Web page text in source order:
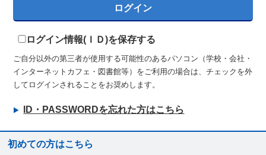
ログイン情報(ＩＤ)を保存する
ご自分以外の第三者が使用する可能性のあるパソコン（学校・会社・
インターネットカフェ・図書館等）をご利用の場合は、チェックを外
してログインされることをお奨めします。
ID・PASSWORDを忘れた方はこちら
初めての方はこちら